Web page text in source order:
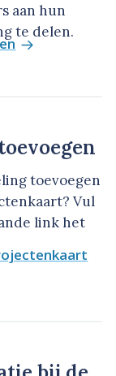
aan hun
te delen.
toevoegen
Vul
link het